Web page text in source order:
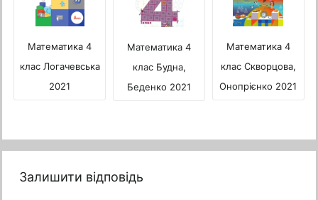
Математика 4
клас Логачевська
2021
Математика 4
клас Будна,
Беденко 2021
Математика 4
клас Скворцова,
Онопрієнко 2021
Залишити відповідь